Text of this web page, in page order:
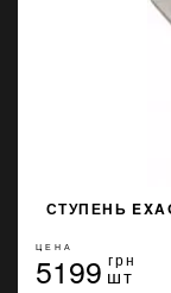
СТУПЕНЬ
ЦЕНА
5199 грн
шт